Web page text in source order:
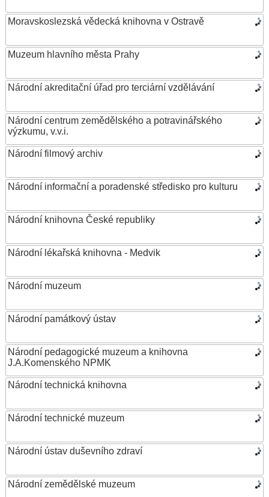
Moravskoslezská vědecká knihovna v Ostravě
Muzeum hlavního města Prahy
Národní akreditační úřad pro terciární vzdělávání
Národní centrum zemědělského a potravinářského
výzkumu, v.v.i.
Národní filmový archiv
Národní informační a poradenské středisko pro kulturu
Národní knihovna České republiky
Národní lékařská knihovna - Medvik
Národní muzeum
Národní památkový ústav
Národní pedagogické muzeum a knihovna
J.A.Komenského NPMK
Národní technická knihovna
Národní technické muzeum
Národní ústav duševního zdraví
Národní zemědělské muzeum